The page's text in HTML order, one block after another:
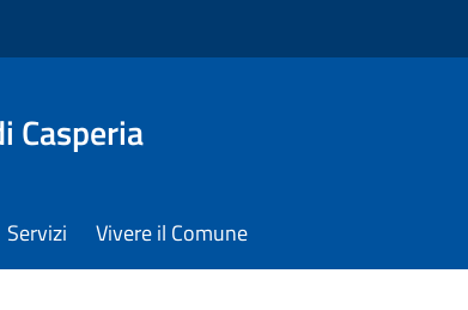
Casperia
Servizi Vivere il Comune